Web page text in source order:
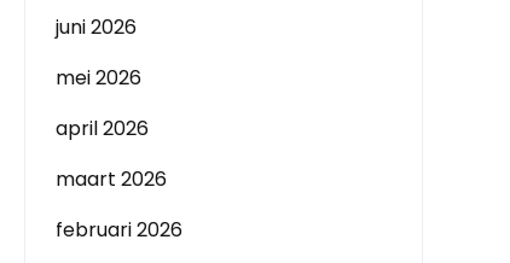
juni 2026
mei 2026
april 2026
maart 2026
februari 2026